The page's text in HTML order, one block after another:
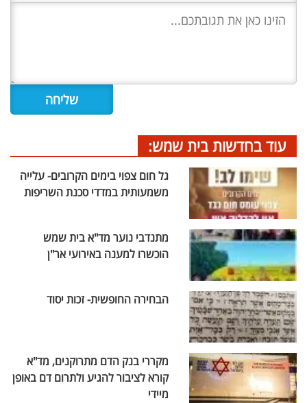
עוד בחדשות בית שמש:
גל חום צפוי בימים הקרובים- עלייה
משמעותית במדדי סכנת השריפות
מתנדבי נוער מד"א בית שמש
הוכשרו למענה באירועי אר"ן
הבחירה החופשית- זכות יסוד
מקררי בנק הדם מתרוקנים, מד"א
קורא לציבור להגיע ולתרום דם באופן
מיידי